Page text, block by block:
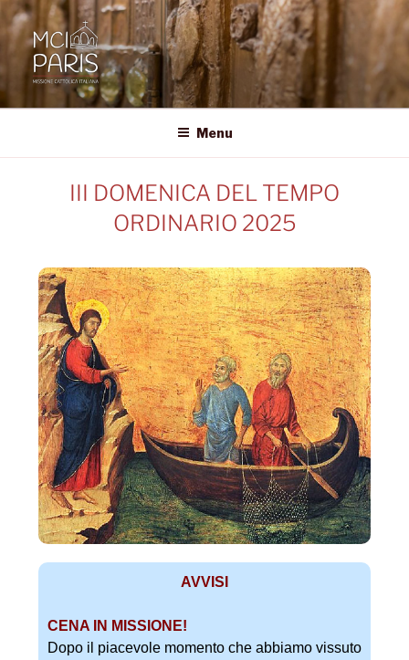
MCI • PARIS
Missione Cattolica Italiana Parigi
Menu
III DOMENICA DEL TEMPO
ORDINARIO 2025
AVVISI
CENA IN MISSIONE!
Dopo il piacevole momento che abbiamo vissuto